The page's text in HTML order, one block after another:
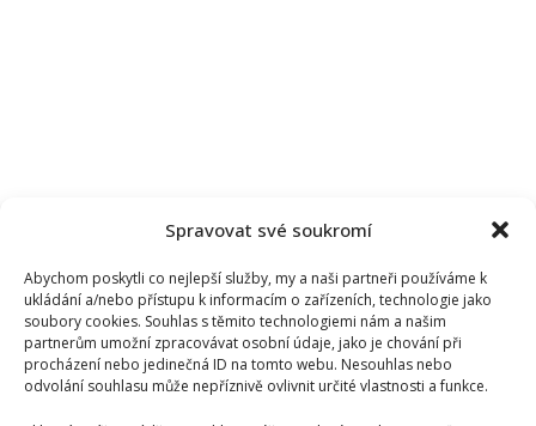
Spravovat své soukromí
Abychom poskytli co nejlepší služby, my a naši partneři používáme k
ukládání a/nebo přístupu k informacím o zařízeních, technologie jako
soubory cookies. Souhlas s těmito technologiemi nám a našim
partnerům umožní zpracovávat osobní údaje, jako je chování při
procházení nebo jedinečná ID na tomto webu. Nesouhlas nebo
odvolání souhlasu může nepříznivě ovlivnit určité vlastnosti a funkce.